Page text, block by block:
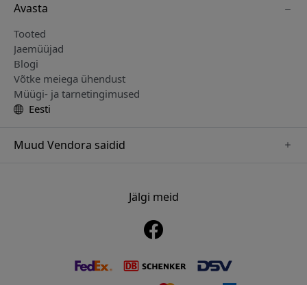
Avasta
Tooted
Jaemüüjad
Blogi
Võtke meiega ühendust
Müügi- ja tarnetingimused
Eesti
Muud Vendora saidid
www.myfirst.se
Jälgi meid